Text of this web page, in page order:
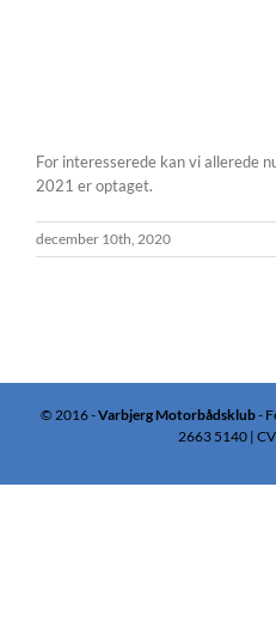
For interesserede kan vi allerede
2021 er optaget.
december 10th, 2020
© 2016 -Varbjerg Motorbådsklub-
2663 5140 |